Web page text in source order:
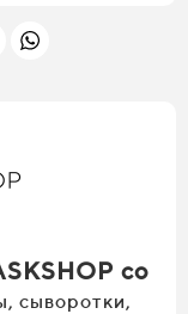
со
сыворотки,